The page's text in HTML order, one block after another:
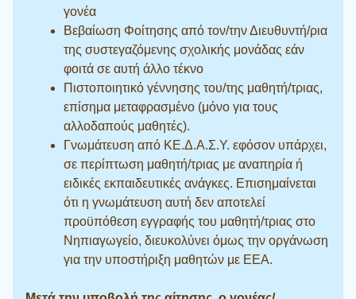
γονέα
Βεβαίωση Φοίτησης από τον/την Διευθυντή/ρια
της συστεγαζόμενης σχολικής μονάδας εάν
φοιτά σε αυτή άλλο τέκνο
Πιστοποιητικό γέννησης του/της μαθητή/τριας,
επίσημα μεταφρασμένο (μόνο για τους
αλλοδαπούς μαθητές).
Γνωμάτευση από ΚΕ.Δ.Α.Σ.Υ. εφόσον υπάρχει,
σε περίπτωση μαθητή/τριας με αναπηρία ή
ειδικές εκπαιδευτικές ανάγκες. Επισημαίνεται
ότι η γνωμάτευση αυτή δεν αποτελεί
προϋπόθεση εγγραφής του μαθητή/τριας στο
Νηπιαγωγείο, διευκολύνει όμως την οργάνωση
για την υποστήριξη μαθητών με ΕΕΑ.